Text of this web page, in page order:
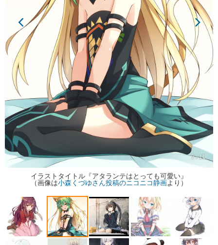
2 / 11
イラストタイトル『アタランテはとっても可愛い』
（画像は小森くづゆさん投稿のニコニコ静画より）